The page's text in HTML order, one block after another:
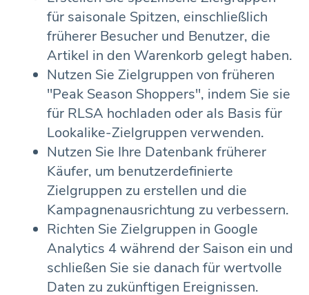
für saisonale Spitzen, einschließlich
früherer Besucher und Benutzer, die
Artikel in den Warenkorb gelegt haben.
Nutzen Sie Zielgruppen von früheren
"Peak Season Shoppers", indem Sie sie
für RLSA hochladen oder als Basis für
Lookalike-Zielgruppen verwenden.
Nutzen Sie Ihre Datenbank früherer
Käufer, um benutzerdefinierte
Zielgruppen zu erstellen und die
Kampagnenausrichtung zu verbessern.
Richten Sie Zielgruppen in Google
Analytics 4 während der Saison ein und
schließen Sie sie danach für wertvolle
Daten zu zukünftigen Ereignissen.